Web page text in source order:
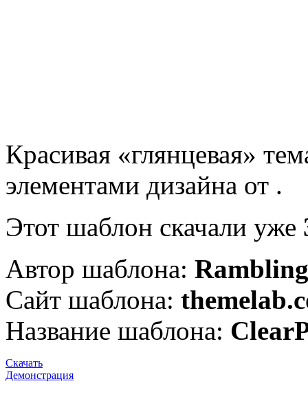
Красивая «глянцевая»
элементами дизайна от .
Этот шаблон скачали уже
Автор шаблона:
Сайт шаблона:
Название шаблона:
Скачать
Демонстрация